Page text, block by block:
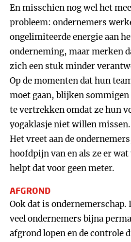
En misschien nog wel het
probleem: ondernemers
ongelimiteerde energie aan
onderneming, maar merken
zich een stuk minder
Op de momenten dat hun
moet gaan, blijken
te vertrekken omdat ze hun
yogaklasje niet willen
Het vreet aan de
hoofdpijn van en als ze er wat
helpt dat voor geen meter.
AFGROND
Ook dat is
veel ondernemers bijna
afgrond lopen en de controle